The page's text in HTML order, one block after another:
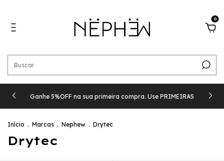
0
Ganhe 5%OFF na sua primeira compra. Use PRIMEIRA5
Início . Marcas . Nephew . Drytec
Drytec